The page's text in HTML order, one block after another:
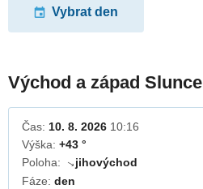
Vybrat den
Východ a západ Slunce
Čas: 10. 8. 2026 10:16
Výška: +43 °
Poloha:
↓jihovýchod
Fáze: den